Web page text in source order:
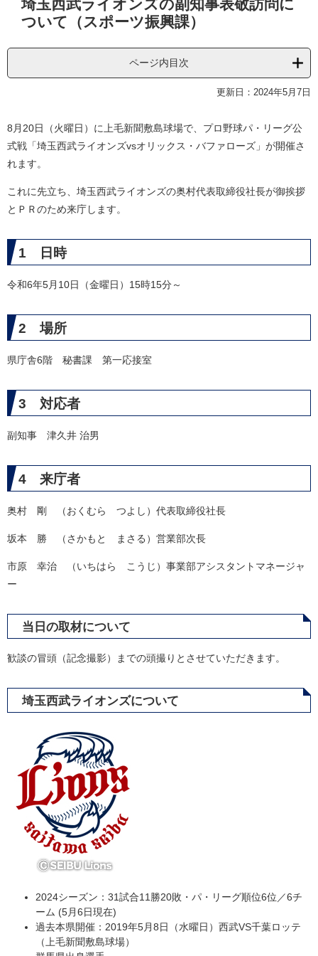
埼玉西武ライオンズの副知事表敬訪問に
ついて（スポーツ振興課）
ページ内目次
更新日：2024年5月7日
8月20日（火曜日）に上毛新聞敷島球場で、プロ野球パ・リーグ公
式戦「埼玉西武ライオンズvsオリックス・バファローズ」が開催さ
れます。
これに先立ち、埼玉西武ライオンズの奥村代表取締役社長が御挨拶
とＰＲのため来庁します。
1 日時
令和6年5月10日（金曜日）15時15分～
2 場所
県庁舎6階 秘書課 第一応接室
3 対応者
副知事 津久井 治男
4 来庁者
奥村 剛 （おくむら つよし）代表取締役社長
坂本 勝 （さかもと まさる）営業部次長
市原 幸治 （いちはら こうじ）事業部アシスタントマネージャ
ー
当日の取材について
歓談の冒頭（記念撮影）までの頭撮りとさせていただきます。
埼玉西武ライオンズについて
2024シーズン：31試合11勝20敗・パ・リーグ順位6位／6チ
ーム (5月6日現在)
過去本県開催：2019年5月8日（水曜日）西武VS千葉ロッテ
（上毛新聞敷島球場）